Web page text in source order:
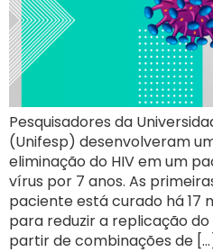
Pesquisadores da
(Unifesp) desenvolveram
eliminação do HIV em um
vírus por 7 anos. As
paciente está curado há 17
para reduzir a replicação do
partir de combinações de […]